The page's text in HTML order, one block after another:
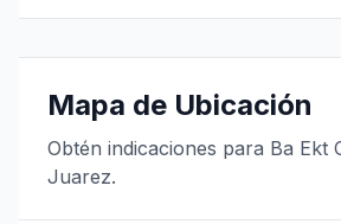
Mapa de Ubicación
Obtén indicaciones para Ba Ekt
Juarez.